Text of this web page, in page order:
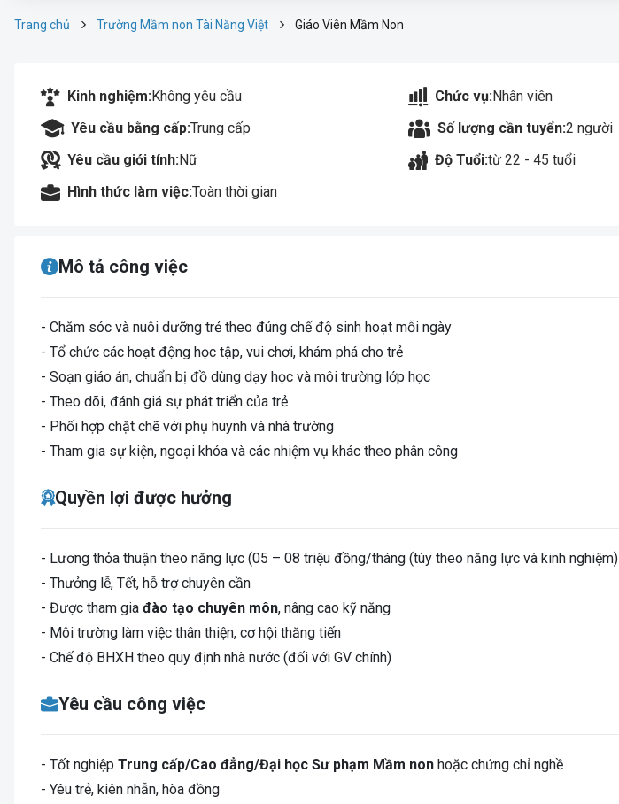
Trang chủ Trường Mầm non Tài Năng Việt Giáo Viên Mầm Non
Kinh nghiệm:Không yêu cầu Chức vụ:Nhân viên
Yêu cầu bằng cấp:Trung cấp Số lượng cần tuyển:2 người
Yêu cầu giới tính:Nữ Độ Tuổi:từ 22 - 45 tuổi
Hình thức làm việc:Toàn thời gian
Mô tả công việc
- Chăm sóc và nuôi dưỡng trẻ theo đúng chế độ sinh hoạt mỗi ngày
- Tổ chức các hoạt động học tập, vui chơi, khám phá cho trẻ
- Soạn giáo án, chuẩn bị đồ dùng dạy học và môi trường lớp học
- Theo dõi, đánh giá sự phát triển của trẻ
- Phối hợp chặt chẽ với phụ huynh và nhà trường
- Tham gia sự kiện, ngoại khóa và các nhiệm vụ khác theo phân công
Quyền lợi được hưởng
- Lương thỏa thuận theo năng lực (05 – 08 triệu đồng/tháng (tùy theo năng lực và kinh nghiệm)
- Thưởng lễ, Tết, hỗ trợ chuyên cần
- Được tham gia đào tạo chuyên môn, nâng cao kỹ năng
- Môi trường làm việc thân thiện, cơ hội thăng tiến
- Chế độ BHXH theo quy định nhà nước (đối với GV chính)
Yêu cầu công việc
- Tốt nghiệp Trung cấp/Cao đẳng/Đại học Sư phạm Mầm non hoặc chứng chỉ nghề
- Yêu trẻ, kiên nhẫn, hòa đồng